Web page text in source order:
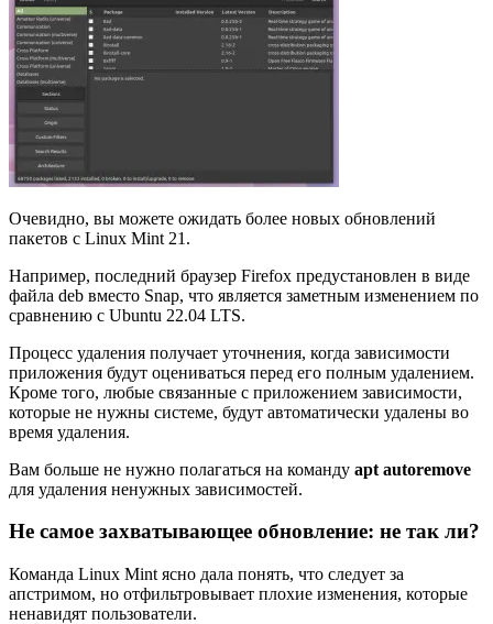
Очевидно, вы можете ожидать более новых обновлений
пакетов с Linux Mint 21.
Например, последний браузер Firefox предустановлен в виде
файла deb вместо Snap, что является заметным изменением по
сравнению с Ubuntu 22.04 LTS.
Процесс удаления получает уточнения, когда зависимости
приложения будут оцениваться перед его полным удалением.
Кроме того, любые связанные с приложением зависимости,
которые не нужны системе, будут автоматически удалены во
время удаления.
Вам больше не нужно полагаться на команду apt autoremove
для удаления ненужных зависимостей.
Не самое захватывающее обновление: не так ли?
Команда Linux Mint ясно дала понять, что следует за
апстримом, но отфильтровывает плохие изменения, которые
ненавидят пользователи.